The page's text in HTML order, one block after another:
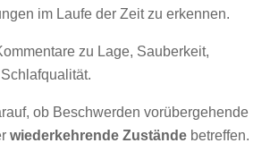
im Laufe der Zeit zu erkennen.
zu Lage, Sauberkeit,
ob Beschwerden vorübergehende
wiederkehrende Zustände betreffen.